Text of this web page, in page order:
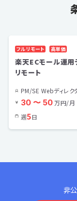
フルリモート 高単価
楽天ECモール運用
リモート
PM/SE Webディレク
30 〜 50万円/月
週5日
非